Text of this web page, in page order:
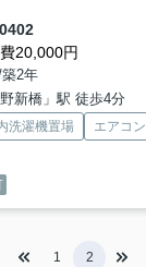
0402
20,000円
2年
新橋」駅 徒歩4分
洗濯機置場 エアコン
1 2